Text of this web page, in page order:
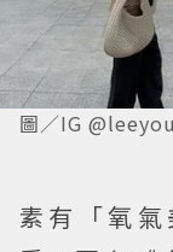
圖／IG
素有「氧